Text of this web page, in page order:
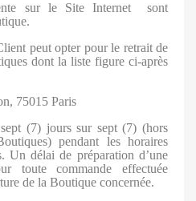
sur le Site Internet
sont
peut opter pour le retrait de
dont la liste figure ci-après
75015 Paris
(7) jours sur sept (7) (hors
pendant les horaires
Un délai de préparation d’une
toute commande effectuée
de la Boutique concernée.